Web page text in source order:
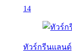
14
ทัวร์กรีนแลนด์